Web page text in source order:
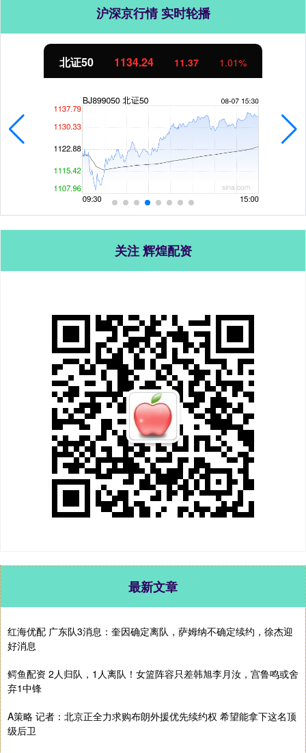
沪深京行情 实时轮播
北证50 1134.24 11.37 1.01%
关注 辉煌配资
最新文章
红海优配 广东队3消息：奎因确定离队，萨姆纳不确定续约，徐杰迎
好消息
鳄鱼配资 2人归队，1人离队！女篮阵容只差韩旭李月汝，宫鲁鸣或舍
弃1中锋
A策略 记者：北京正全力求购布朗外援优先续约权 希望能拿下这名顶
级后卫